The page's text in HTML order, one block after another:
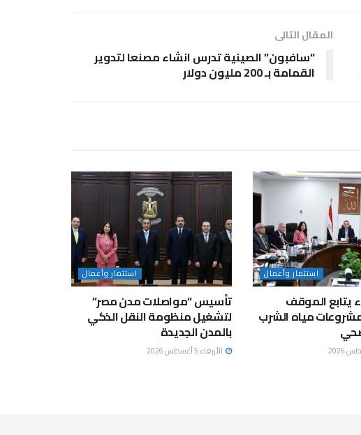
المقال التالى
“سافبون” الصينية تدرس انشاء مصنعا لتدوير
القمامة بـ 200 مليون دولار
استثمار وأعمال
يتابع الموقف
مياه الشرب
استثمار وأعمال
تأسيس “مواصلات مدن مصر”
لتشغيل منظومة النقل الذكي
بالمدن الجديدة
الأربعاء 5 أغسطس 2026